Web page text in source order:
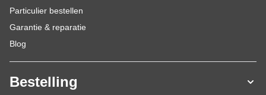
Particulier bestellen
Garantie & reparatie
Blog
Bestelling